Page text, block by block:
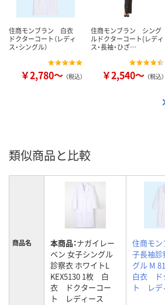
住商モンブラン 白衣
ドクターコート（レディ
ス・シングル）
￥2,780～ （税込）
住商モンブラン シング
ルドクターコート(レディ
ス・長袖・ひざ…
￥2,540～ （税込）
類似商品と比較
商品名 本商品：ナガイレー
ベン 女子シングル
診察衣 ホワイトL
KEX5130 1枚 白
衣 ドクターコー
ト レディース
住商モン
子長袖診
グル M
白衣 ド
ト レデ